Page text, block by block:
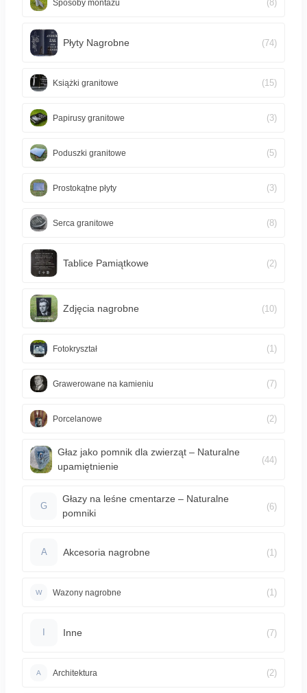
Sposoby montażu (8)
Płyty Nagrobne (74)
Książki granitowe (15)
Papirusy granitowe (3)
Poduszki granitowe (5)
Prostokątne płyty (3)
Serca granitowe (8)
Tablice Pamiątkowe (2)
Zdjęcia nagrobne (10)
Fotokryształ (1)
Grawerowane na kamieniu (7)
Porcelanowe (2)
Głaz jako pomnik dla zwierząt – Naturalne
upamiętnienie
(44)
G
Głazy na leśne cmentarze – Naturalne
pomniki
(6)
A Akcesoria nagrobne (1)
W Wazony nagrobne (1)
Inne (7)
A Architektura (2)